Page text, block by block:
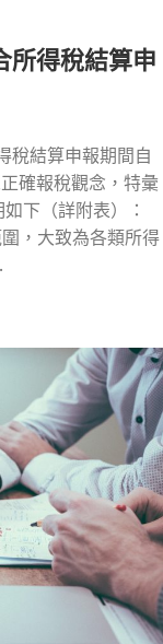
所得稅結算申
稅結算申報期間自
確報稅觀念，特彙
下（詳附表）：
，大致為各類所得